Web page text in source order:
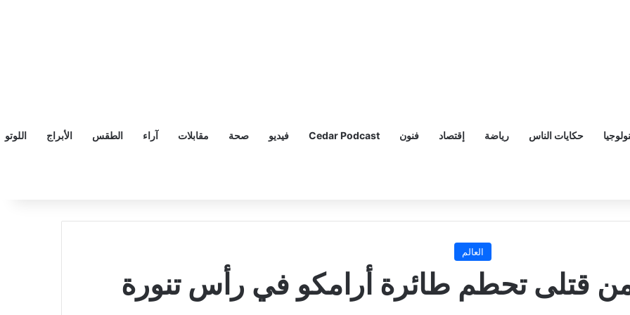
حكايات الناس رياضة إقتصاد فنون Cedar Podcast فيديو صحة مقابلات آراء الطقس الأبراج اللوتو
العالم